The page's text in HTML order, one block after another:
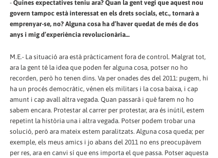
-Quines expectatives teniu ara? Quan la gent vegi que aquest nou
govern tampoc està interessat en els drets socials, etc., tornarà a
emprenyar-se, no? Alguna cosa ha d’haver quedat de més de dos
anys i mig d’experiència revolucionària…
M.E.- La situació ara està pràcticament fora de control. Malgrat tot,
ara la gent té la idea que poden fer alguna cosa, potser no ho
recorden, però ho tenen dins. Va per onades des del 2011: pugem, hi
ha un procés democràtic, vénen els militars i la cosa baixa, i cap
amunt i cap avall altra vegada. Quan passarà i què farem no ho
sabem encara. Protestar al carrer per protestar, ara és inútil, estem
repetint la història una i altra vegada. Potser podem trobar una
solució, però ara mateix estem paralitzats. Alguna cosa queda; per
exemple, els meus amics i jo abans del 2011 no ens preocupàvem
per res, ara en canvi sí que ens importa el que passa. Potser aquesta